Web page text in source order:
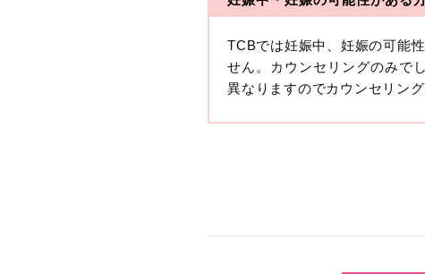
・医療法人社団創彩会
【定義】
本プライバシーポリシーにお
生年月日その他の記述等によ
収集した患者様に関する情報
③を併せて「取得情報」とい
TCBでは妊娠中、妊娠の可能
せん。カウンセリングのみで
異なりますのでカウンセリン